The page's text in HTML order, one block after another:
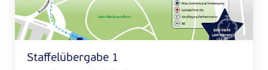
Staffelübergabe 1